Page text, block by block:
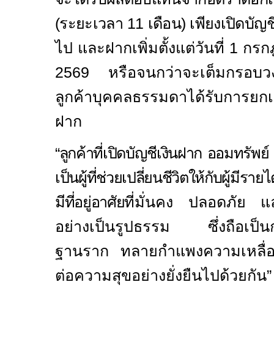
(ระยะเวลา 11 เดือน) เพียงเปิดบัญ
ไป และฝากเพิ่มตั้งแต่วันที่ 1 กร
2569 หรือจนกว่าจะเต็มกรอบ
ลูกค้าบุคคลธรรมดาได้รับการยก
ฝาก
“ลูกค้าที่เปิดบัญชีเงินฝาก ออมทรัพย์
เป็นผู้ที่ช่วยเปลี่ยนชีวิตให้กับผู้มีราย
มีที่อยู่อาศัยที่มั่นคง ปลอดภัย แ
อย่างเป็นรูปธรรม ซึ่งถือเป็นก
ฐานราก ทลายกำแพงความเหลื่
ต่อความสุขอย่างยั่งยืนไปด้วยกัน